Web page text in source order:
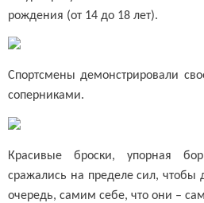
рождения (от 14 до 18 лет).
Спортсмены демонстрировали
соперниками.
Красивые броски, упорная
сражались на пределе сил, чтобы
очередь, самим себе, что они –